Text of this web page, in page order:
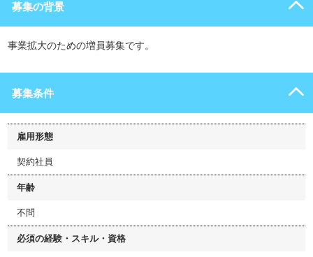
募集の背景
事業拡大のための増員募集です。
募集条件
雇用形態
契約社員
年齢
不問
必須の経験・スキル・資格